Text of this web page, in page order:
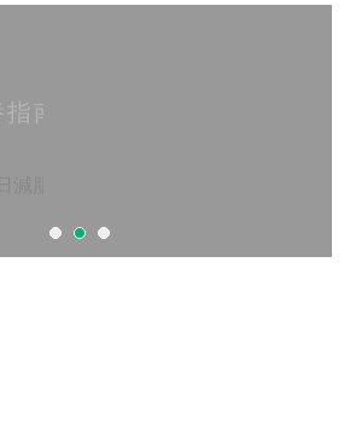
｜料理食譜｜